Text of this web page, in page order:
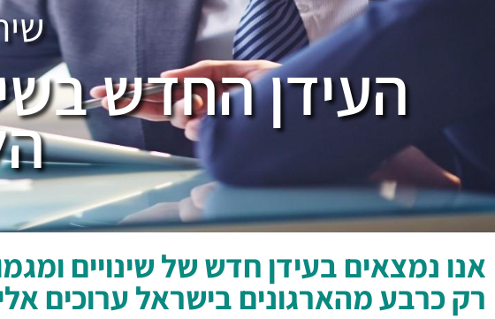
העידן החדש
אנו נמצאים בעידן חדש של שינויים
רק כרבע מהארגונים בישראל ערוכים